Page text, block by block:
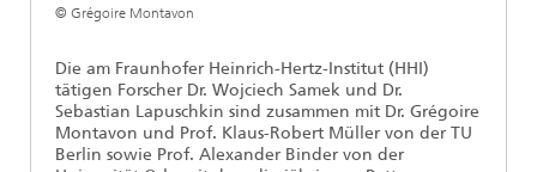
90 Jahre HHI
Quantentechnologien
© Grégoire Montavon
Die am Fraunhofer Heinrich-Hertz-Institut (HHI)
tätigen Forscher Dr. Wojciech Samek und Dr.
Sebastian Lapuschkin sind zusammen mit Dr. Grégoire
Montavon und Prof. Klaus-Robert Müller von der TU
Berlin sowie Prof. Alexander Binder von der